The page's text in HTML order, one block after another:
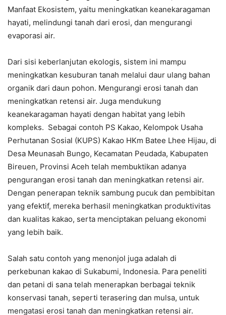
Manfaat Ekosistem, yaitu meningkatkan keanekaragaman
hayati, melindungi tanah dari erosi, dan mengurangi
evaporasi air.
Dari sisi keberlanjutan ekologis, sistem ini mampu
meningkatkan kesuburan tanah melalui daur ulang bahan
organik dari daun pohon. Mengurangi erosi tanah dan
meningkatkan retensi air. Juga mendukung
keanekaragaman hayati dengan habitat yang lebih
kompleks. Sebagai contoh PS Kakao, Kelompok Usaha
Perhutanan Sosial (KUPS) Kakao HKm Batee Lhee Hijau, di
Desa Meunasah Bungo, Kecamatan Peudada, Kabupaten
Bireuen, Provinsi Aceh telah membuktikan adanya
pengurangan erosi tanah dan meningkatkan retensi air.
Dengan penerapan teknik sambung pucuk dan pembibitan
yang efektif, mereka berhasil meningkatkan produktivitas
dan kualitas kakao, serta menciptakan peluang ekonomi
yang lebih baik.
Salah satu contoh yang menonjol juga adalah di
perkebunan kakao di Sukabumi, Indonesia. Para peneliti
dan petani di sana telah menerapkan berbagai teknik
konservasi tanah, seperti terasering dan mulsa, untuk
mengatasi erosi tanah dan meningkatkan retensi air.